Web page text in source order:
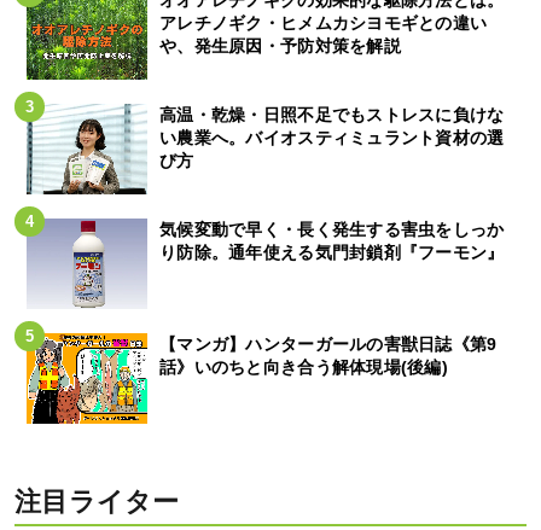
アレチノギク・ヒメムカシヨモギとの違い
や、発生原因・予防対策を解説
高温・乾燥・日照不足でもストレスに負けな
い農業へ。バイオスティミュラント資材の選
び方
気候変動で早く・長く発生する害虫をしっか
り防除。通年使える気門封鎖剤『フーモン』
【マンガ】ハンターガールの害獣日誌《第9
話》いのちと向き合う解体現場(後編)
注目ライター